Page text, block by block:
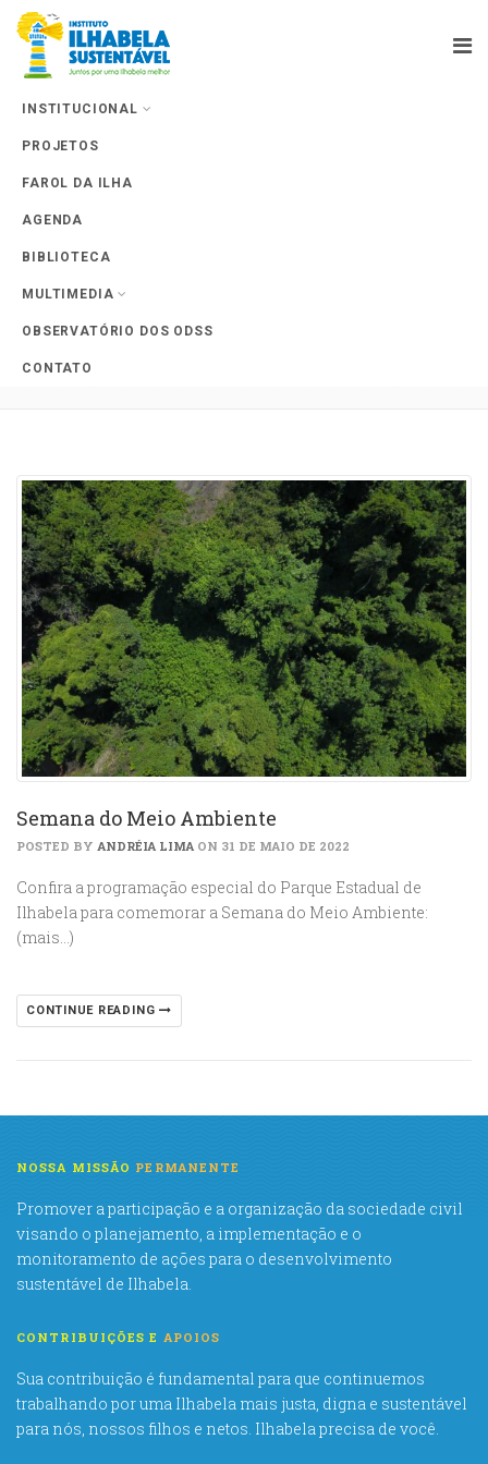
INSTITUCIONAL
PROJETOS
FAROL DA ILHA
AGENDA
BIBLIOTECA
MULTIMEDIA
OBSERVATÓRIO DOS ODSS
CONTATO
Tag Archives: Semana do Meio
Ambiente
Semana do Meio Ambiente
POSTED BY ANDRÉIA LIMA ON 31 DE MAIO DE 2022
Confira a programação especial do Parque Estadual de
Ilhabela para comemorar a Semana do Meio Ambiente:
(mais…)
CONTINUE READING
NOSSA MISSÃO PERMANENTE
Promover a participação e a organização da sociedade civil
visando o planejamento, a implementação e o
monitoramento de ações para o desenvolvimento
sustentável de Ilhabela.
CONTRIBUIÇÕES E APOIOS
Sua contribuição é fundamental para que continuemos
trabalhando por uma Ilhabela mais justa, digna e sustentável
para nós, nossos filhos e netos. Ilhabela precisa de você.